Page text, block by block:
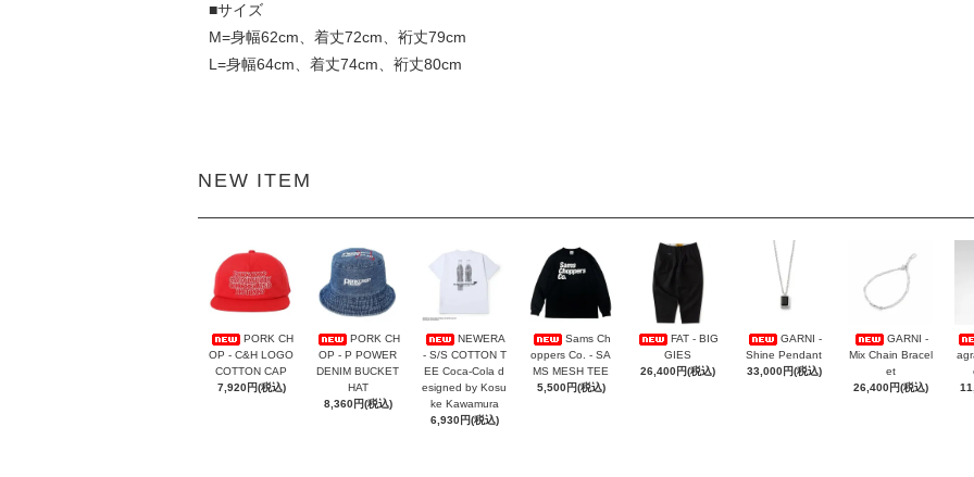
■サイズ
M=身幅62cm、着丈72cm、裄丈79cm
L=身幅64cm、着丈74cm、裄丈80cm
NEW ITEM
PORK CH
OP - C&H LOGO
COTTON CAP
7,920円(税込)
PORK CH
OP - P POWER
DENIM BUCKET
HAT
8,360円(税込)
NEWERA
- S/S COTTON T
EE Coca-Cola d
esigned by Kosu
ke Kawamura
6,930円(税込)
Sams Ch
oppers Co. - SA
MS MESH TEE
5,500円(税込)
FAT - BIG
GIES
26,400円(税込)
GARNI -
Shine Pendant
33,000円(税込)
GARNI -
Mix Chain Bracel
et
26,400円(税込)